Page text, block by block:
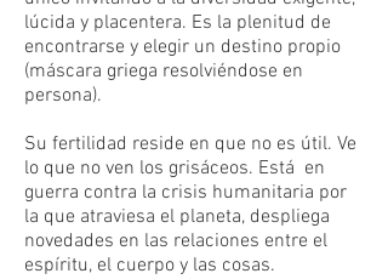
lúcida y placentera. Es la plenitud de
encontrarse y elegir un destino propio
(máscara griega resolviéndose en
persona).
Su fertilidad reside en que no es útil. Ve
lo que no ven los grisáceos. Está en
guerra contra la crisis humanitaria por
la que atraviesa el planeta, despliega
novedades en las relaciones entre el
espíritu, el cuerpo y las cosas.